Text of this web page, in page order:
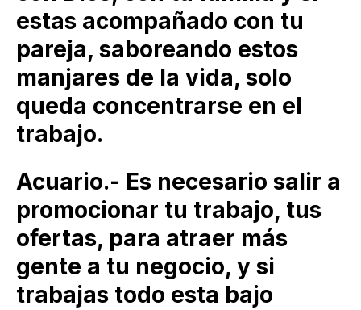
estas acompañado con tu
pareja, saboreando estos
manjares de la vida, solo
queda concentrarse en el
trabajo.
Acuario.- Es necesario salir a
promocionar tu trabajo, tus
ofertas, para atraer más
gente a tu negocio, y si
trabajas todo esta bajo